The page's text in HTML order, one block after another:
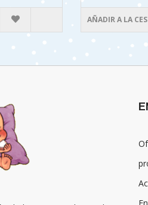
AÑADIR A LA